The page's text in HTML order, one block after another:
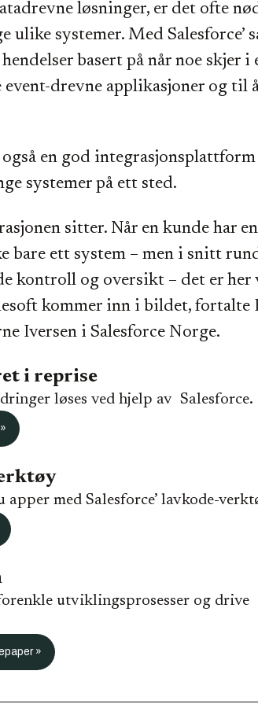
løsninger, er det ofte
ulike systemer. Med Salesforce’
basert på når noe skjer i
event-drevne applikasjoner og til
en god
systemer på ett sted.
sitter. Når en kunde har en
bare ett system – men i snitt
kontroll og oversikt – det er her
kommer inn i bildet, fortalte
Iversen i Salesforce Norge.
i reprise
løses ved hjelp av Salesforce.
med Salesforce’ lavkode-
utviklingsprosesser og drive
»